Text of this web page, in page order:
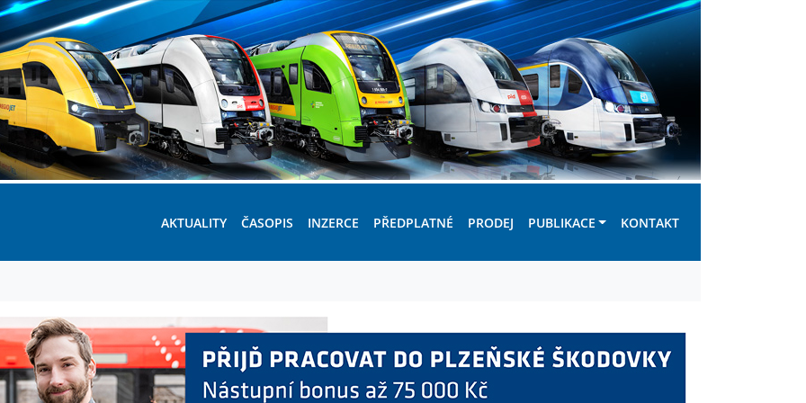
AKTUALITY ČASOPIS INZERCE PŘEDPLATNÉ PRODEJ PUBLIKACE KONTAKT